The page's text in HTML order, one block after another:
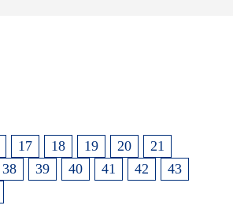
17 18 19 20
21
38 39 40 41 42
43